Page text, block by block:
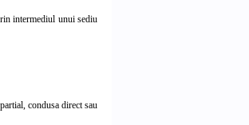
intermediul unui sediu
condusa direct sau